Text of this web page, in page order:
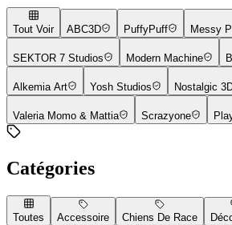
Tout Voir ABC3D PuffyPuff Messy
SEKTOR 7 Studios Modern Machine
Alkemia Art Yosh Studios Nostalgic
Valeria Momo & Mattia Scrazyone
Catégories
Toutes Accessoire Chiens De Race